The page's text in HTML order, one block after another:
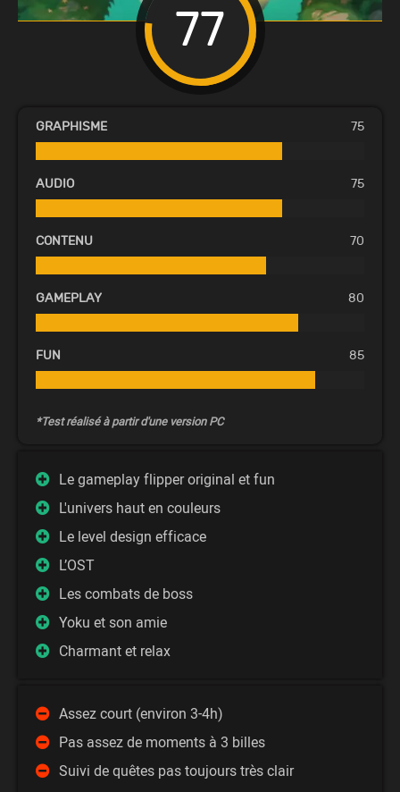
77
GRAPHISME 75
AUDIO 75
CONTENU 70
GAMEPLAY 80
FUN 85
*Test réalisé à partir d'une version PC
Le gameplay flipper original et fun
L'univers haut en couleurs
Le level design efficace
L’OST
Les combats de boss
Yoku et son amie
Charmant et relax
Assez court (environ 3-4h)
Pas assez de moments à 3 billes
Suivi de quêtes pas toujours très clair